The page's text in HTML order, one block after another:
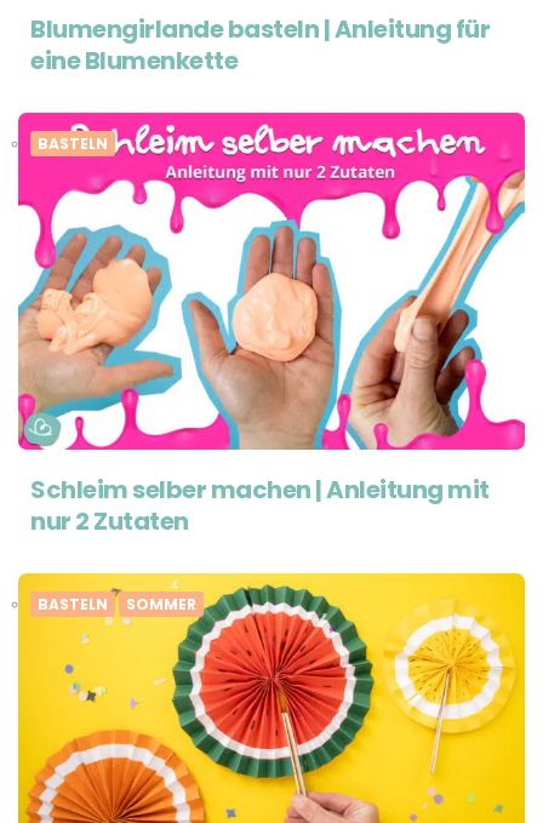
Blumengirlande basteln | Anleitung für
eine Blumenkette
BASTELN
Schleim selber machen | Anleitung mit
nur 2 Zutaten
BASTELN SOMMER